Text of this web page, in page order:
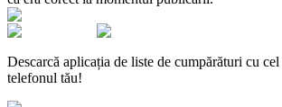
Descarcă aplicația de liste de cumpărături cu
telefonul tău!